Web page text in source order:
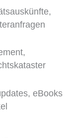
eBooks